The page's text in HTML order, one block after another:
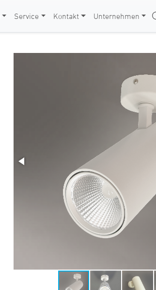
Service Kontakt Unternehmen